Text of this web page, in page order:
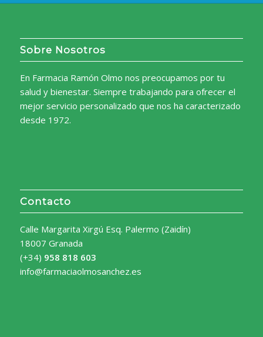
Sobre Nosotros
En Farmacia Ramón Olmo nos preocupamos por tu
salud y bienestar. Siempre trabajando para ofrecer el
mejor servicio personalizado que nos ha caracterizado
desde 1972.
Contacto
Calle Margarita Xirgú Esq. Palermo (Zaidín)
18007 Granada
(+34) 958 818 603
info@farmaciaolmosanchez.es